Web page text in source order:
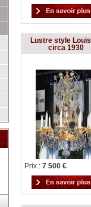
Lustre style
circa 1930
Prix : 7 500 €